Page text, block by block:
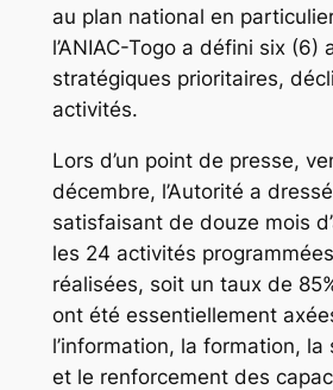
au plan national en
l’ANIAC-Togo a défini six (6)
stratégiques prioritaires,
activités.
Lors d’un point de presse,
décembre, l’Autorité a
satisfaisant de douze mois
les 24 activités
réalisées, soit un taux de
ont été essentiellement
l’information, la formation, la
et le renforcement des